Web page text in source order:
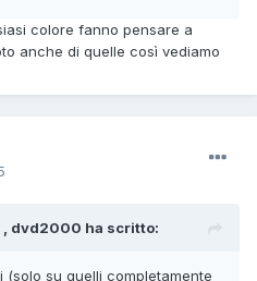
colore fanno pensare a
anche di quelle così vediamo
dvd2000 ha scritto:
su quelli completamente